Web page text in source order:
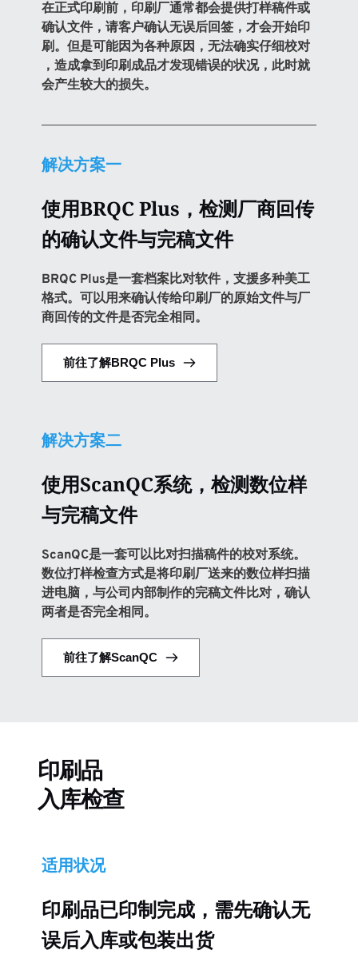
在正式印刷前，印刷厂通常都会提供打样稿件或
确认文件，请客户确认无误后回签，才会开始印
刷。但是可能因为各种原因，无法确实仔细校对
，造成拿到印刷成品才发现错误的状况，此时就
会产生较大的损失。
解决方案一
使用BRQC Plus，检测厂商回传
的确认文件与完稿文件
BRQC Plus是一套档案比对软件，支援多种美工
格式。可以用来确认传给印刷厂的原始文件与厂
商回传的文件是否完全相同。
前往了解BRQC Plus
解决方案二
使用ScanQC系统，检测数位样
与完稿文件
ScanQC是一套可以比对扫描稿件的校对系统。
数位打样检查方式是将印刷厂送来的数位样扫描
进电脑，与公司内部制作的完稿文件比对，确认
两者是否完全相同。
前往了解ScanQC
印刷品
入库检查
适用状况
印刷品已印制完成，需先确认无
误后入库或包装出货